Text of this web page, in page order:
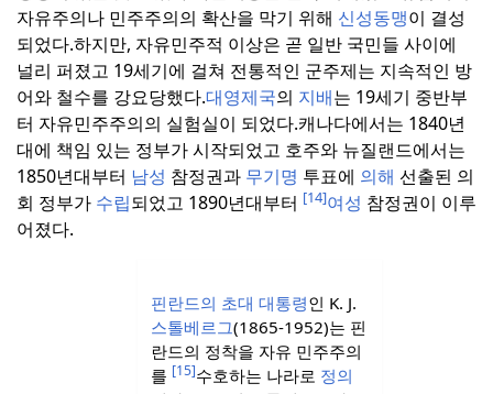
자유주의나 민주주의의 확산을 막기 위해 신성동맹이 결성
되었다.하지만, 자유민주적 이상은 곧 일반 국민들 사이에
널리 퍼졌고 19세기에 걸쳐 전통적인 군주제는 지속적인 방
어와 철수를 강요당했다.대영제국의 지배는 19세기 중반부
터 자유민주주의의 실험실이 되었다.캐나다에서는 1840년
대에 책임 있는 정부가 시작되었고 호주와 뉴질랜드에서는
1850년대부터 남성 참정권과 무기명 투표에 의해 선출된 의
회 정부가 수립되었고 1890년대부터 [14]여성 참정권이 이루
어졌다.
핀란드의 초대 대통령인 K. J.
스톨베르그(1865-1952)는 핀
란드의 정착을 자유 민주주의
를 [15]수호하는 나라로 정의